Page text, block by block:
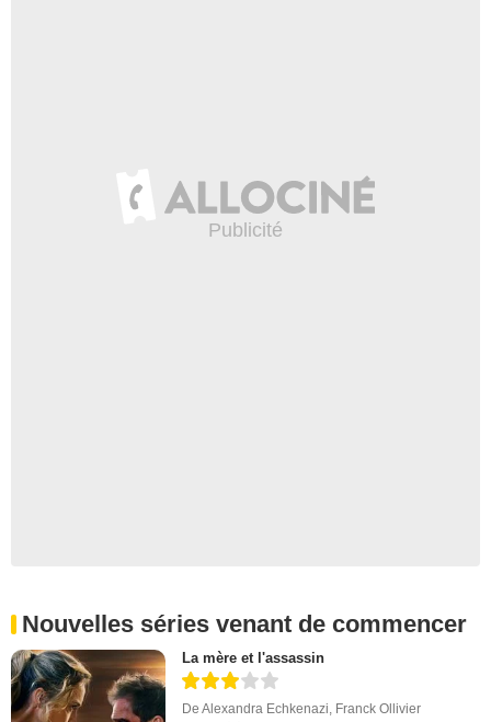
Nouvelles séries venant de commencer
La mère et l'assassin
DeAlexandra Echkenazi Franck Ollivier